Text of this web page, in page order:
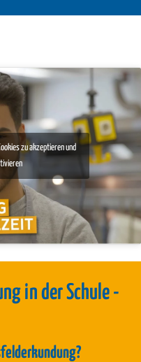
zu akzeptieren und
in der Schule -